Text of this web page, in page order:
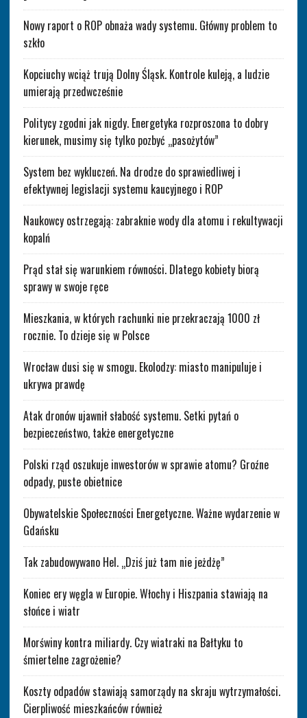
Nowy raport o ROP obnaża wady systemu. Główny problem to
szkło
Kopciuchy wciąż trują Dolny Śląsk. Kontrole kuleją, a ludzie
umierają przedwcześnie
Politycy zgodni jak nigdy. Energetyka rozproszona to dobry
kierunek, musimy się tylko pozbyć „pasożytów”
System bez wykluczeń. Na drodze do sprawiedliwej i
efektywnej legislacji systemu kaucyjnego i ROP
Naukowcy ostrzegają: zabraknie wody dla atomu i rekultywacji
kopalń
Prąd stał się warunkiem równości. Dlatego kobiety biorą
sprawy w swoje ręce
Mieszkania, w których rachunki nie przekraczają 1000 zł
rocznie. To dzieje się w Polsce
Wrocław dusi się w smogu. Ekolodzy: miasto manipuluje i
ukrywa prawdę
Atak dronów ujawnił słabość systemu. Setki pytań o
bezpieczeństwo, także energetyczne
Polski rząd oszukuje inwestorów w sprawie atomu? Groźne
odpady, puste obietnice
Obywatelskie Społeczności Energetyczne. Ważne wydarzenie w
Gdańsku
Tak zabudowywano Hel. „Dziś już tam nie jeżdżę”
Koniec ery węgla w Europie. Włochy i Hiszpania stawiają na
słońce i wiatr
Morświny kontra miliardy. Czy wiatraki na Bałtyku to
śmiertelne zagrożenie?
Koszty odpadów stawiają samorządy na skraju wytrzymałości.
Cierpliwość mieszkańców również